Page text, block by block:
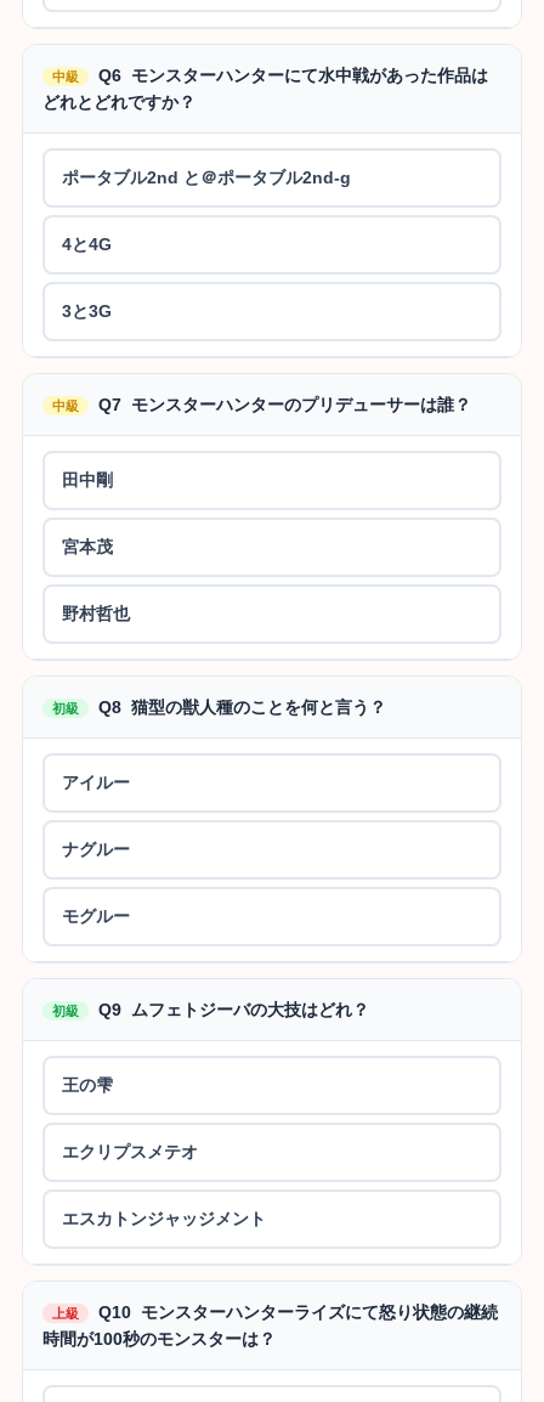
中級
Q6 モンスターハンターにて水中戦があった作品は
どれとどれですか？
ポータブル2nd と＠ポータブル2nd-g
4と4G
3と3G
中級 Q7 モンスターハンターのプリデューサーは誰？
田中剛
宮本茂
野村哲也
初級 Q8 猫型の獣人種のことを何と言う？
アイルー
ナグルー
モグルー
初級 Q9 ムフェトジーバの大技はどれ？
王の雫
エクリプスメテオ
エスカトンジャッジメント
上級
Q10 モンスターハンターライズにて怒り状態の継続
時間が100秒のモンスターは？